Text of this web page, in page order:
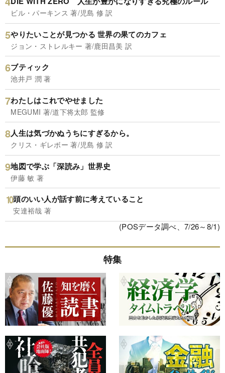
ビル・パーキンス 著/児島 修 訳
やりたいことが見つかる 世界の果てのカフェ
ジョン・ストレルキー 著/鹿田昌美 訳
ブティック
池井戸 潤 著
わたしはこれでやせました
MEGUMI 著/道下将太郎 監修
人生は気づかぬうちにすぎるから。
クリス・ギレボー 著/児島 修 訳
地図で学ぶ「深読み」世界史
伊藤 敏 著
頭のいい人が話す前に考えていること
安達裕哉 著
(POSデータ調べ、7/26～8/1)
特集